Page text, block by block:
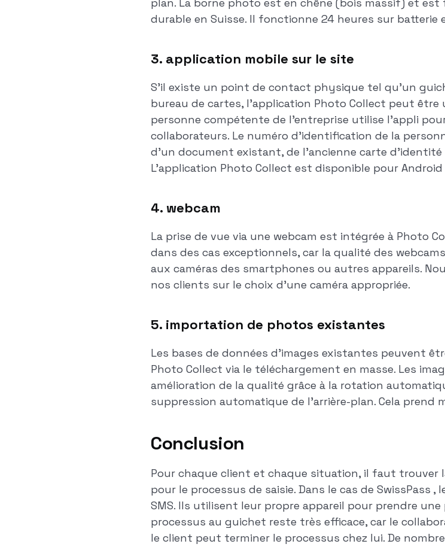
durable en Suisse. Il fonctionne 24 heures sur batterie
3. application mobile sur le site
S'il existe un point de contact physique tel qu'un
bureau de cartes, l'application Photo Collect peut être
personne compétente de l'entreprise utilise l'appli
collaborateurs. Le numéro d'identification de la
d'un document existant, de l'ancienne carte d'identité
L'application Photo Collect est disponible pour Android
4. webcam
La prise de vue via une webcam est intégrée à Photo
dans des cas exceptionnels, car la qualité des
aux caméras des smartphones ou autres appareils.
nos clients sur le choix d'une caméra appropriée.
5. importation de photos existantes
Les bases de données d'images existantes peuvent
Photo Collect via le téléchargement en masse. Les
amélioration de la qualité grâce à la rotation
suppression automatique de l'arrière-plan. Cela prend
Conclusion
Pour chaque client et chaque situation, il faut trouver
pour le processus de saisie. Dans le cas de SwissPass
SMS. Ils utilisent leur propre appareil pour prendre
processus au guichet reste très efficace, car le
le client peut terminer le processus chez lui. De